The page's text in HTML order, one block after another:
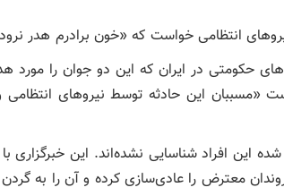
انتظامی خواست که «خون برادرم هدر
حکومتی در ایران که این دو جوان را مورد
«مسببان این حادثه توسط نیروهای انتظامی
این افراد شناسایی نشده‌اند. این خبرگزاری
معترض را عادی‌سازی کرده و آن را به گردن